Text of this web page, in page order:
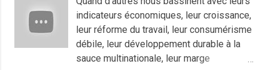
comme les congés payés et la semaine de 40
heures pour tous. Des réformes que la droite
voudraient détruire, des réformes qui
n'auraient jamais existé si la droite était restée
au pouvoir à l'époque. Le gouvernement
indicateurs économiques, leur croissance,
leur réforme du travail, leur consumérisme
débile, leur développement durable à la
sauce multinationale, leur marge